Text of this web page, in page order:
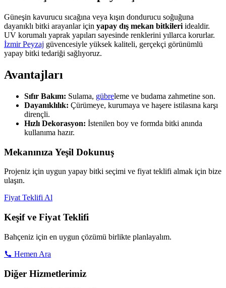
Güneşin kavurucu sıcağına veya kışın dondurucu soğuğuna
dayanıklı bitki arayanlar için yapay dış mekan bitkileri idealdir.
UV korumalı yaprak yapıları sayesinde renklerini yıllarca korurlar.
İzmir Peyzaj güvencesiyle yüksek kaliteli, gerçekçi görünümlü
yapay bitki tedariği sağlıyoruz.
Avantajları
Sıfır Bakım: Sulama, gübreleme ve budama zahmetine son.
Dayanıklılık: Çürümeye, kurumaya ve haşere istilasına karşı
dirençli.
Hızlı Dekorasyon: İstenilen boy ve formda bitki anında
kullanıma hazır.
Mekanınıza Yeşil Dokunuş
Projeniz için uygun yapay bitki seçimi ve fiyat teklifi almak için bize
ulaşın.
Fiyat Teklifi Al
Keşif ve Fiyat Teklifi
Bahçeniz için en uygun çözümü birlikte planlayalım.
Hemen Ara
Diğer Hizmetlerimiz